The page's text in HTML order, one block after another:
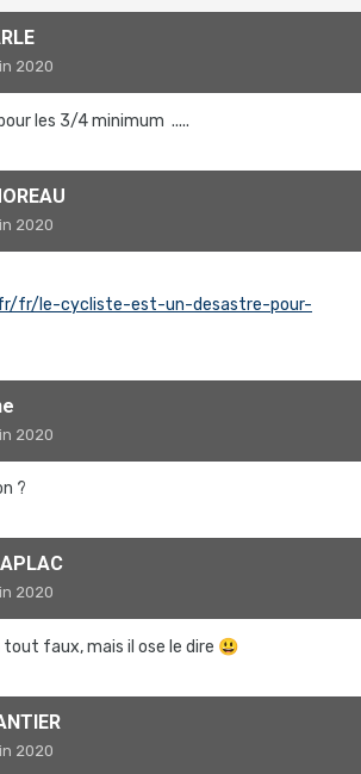
2020
les 3/4 minimum .....
2020
fr/le-cycliste-est-un-desastre-pour-
2020
?
2020
tout faux, mais il ose le dire 😃
2020